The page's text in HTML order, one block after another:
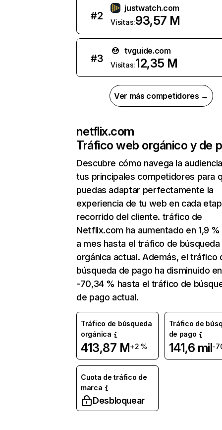
#2
justwatch.com
Visitas:93,57 M
#3
tvguide.com
Visitas:12,35 M
Ver más competidores →
netflix.com
Tráfico web orgánico y de
Descubre cómo navega la
tus principales competidores para
puedas adaptar perfectamente la
experiencia de tu web en cada
recorrido del cliente. tráfico de
Netflix.com ha aumentado en 1,9
a mes hasta el tráfico de búsqueda
orgánica actual. Además, el tráfico
búsqueda de pago ha disminuido en
-70,34 % hasta el tráfico de
de pago actual.
Tráfico de búsqueda
orgánica
413,87 M+2 %
Tráfico de
de pago
141,6 mil-
Cuota de tráfico de
marca
Desbloquear